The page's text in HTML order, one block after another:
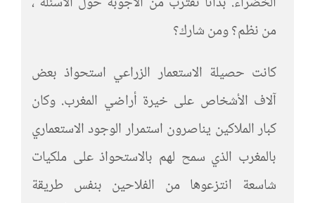
من نظم؟ ومن شارك؟
كانت حصيلة الاستعمار الزراعي استحواذ بعض
آلاف الأشخاص على خيرة أراضي المغرب. وكان
كبار الملاكين يناصرون استمرار الوجود الاستعماري
بالمغرب الذي سمح لهم بالاستحواذ على ملكيات
شاسعة انتزعوها من الفلاحين بنفس طريقة